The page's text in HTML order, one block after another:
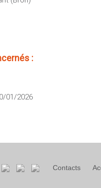
:
01/2026
Contacts